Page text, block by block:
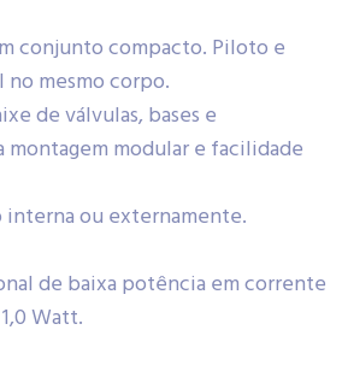
conjunto compacto. Piloto e
mesmo corpo.
de válvulas, bases e
montagem modular e facilidade
ou externamente.
de baixa potência em corrente
Watt.